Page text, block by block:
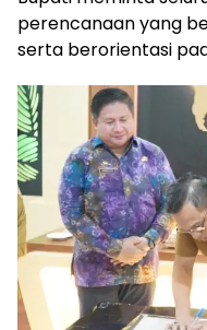
perencanaan yang
serta berorientasi